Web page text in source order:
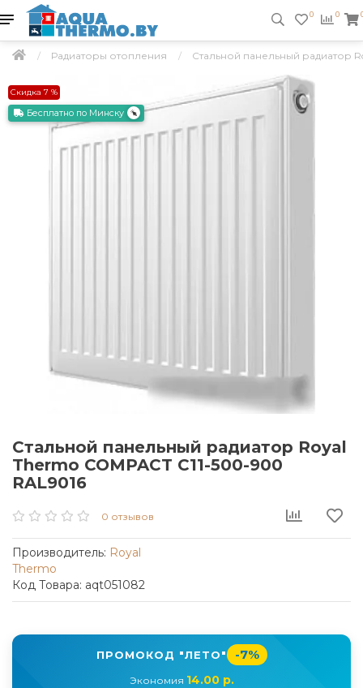
0 0
Радиаторы отопления Стальной панельный радиатор
Скидка 7 %
Бесплатно по Минску
Стальной панельный радиатор Royal
Thermo COMPACT C11-500-900
RAL9016
0 отзывов
Производитель: Royal
Thermo
Код Товара: aqt051082
ПРОМОКОД "ЛЕТО" -7%
Экономия 14.00 р.